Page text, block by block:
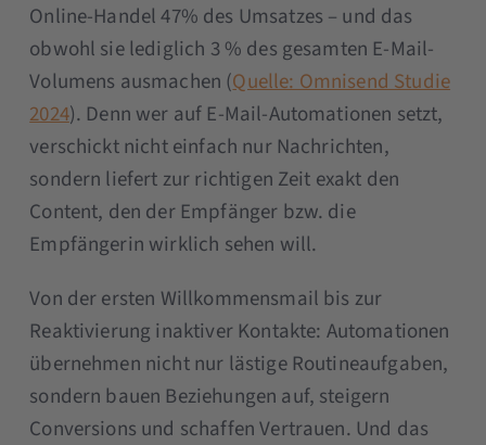
Online-Handel 47% des Umsatzes – und das
obwohl sie lediglich 3 % des gesamten E-Mail-
Volumens ausmachen (Quelle: Omnisend Studie
2024). Denn wer auf E-Mail-Automationen setzt,
verschickt nicht einfach nur Nachrichten,
sondern liefert zur richtigen Zeit exakt den
Content, den der Empfänger bzw. die
Empfängerin wirklich sehen will.
Von der ersten Willkommensmail bis zur
Reaktivierung inaktiver Kontakte: Automationen
übernehmen nicht nur lästige Routineaufgaben,
sondern bauen Beziehungen auf, steigern
Conversions und schaffen Vertrauen. Und das